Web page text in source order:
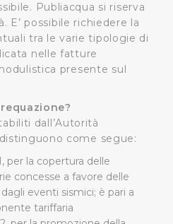
l'Utente accetta di
sul dispositivo per le finalità
l’Utente può gestire
selezionando i
sopra indicata.
"X" posizionata in alto a
rifiuta tutti i cookie con
Publiacqua si riserva
E’ possibile richiedere la
tra le varie tipologie di
nelle fatture
presente sul
dall’Autorità
come segue:
per la copertura delle
concesse a favore delle
eventi sismici; è pari a
tariffaria